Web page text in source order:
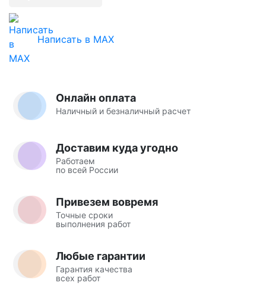
Написать в MAX
Онлайн оплата
Наличный и безналичный расчет
Доставим куда угодно
Работаем
по всей России
Привезем вовремя
Точные сроки
выполнения работ
Любые гарантии
Гарантия качества
всех работ